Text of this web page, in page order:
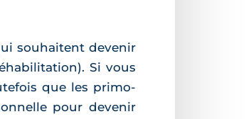
souhaitent devenir
Si vous
que les primo-
pour devenir